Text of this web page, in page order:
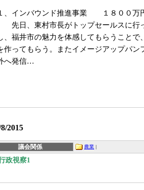
、インバウンド推進事業 １８００万
先日、東村市長がトップセールスに行
、福井市の魅力を体感してもらうこと
作ってもらう。またイメージアップパ
へ発信…
2015
議会関係 農業
政視察1